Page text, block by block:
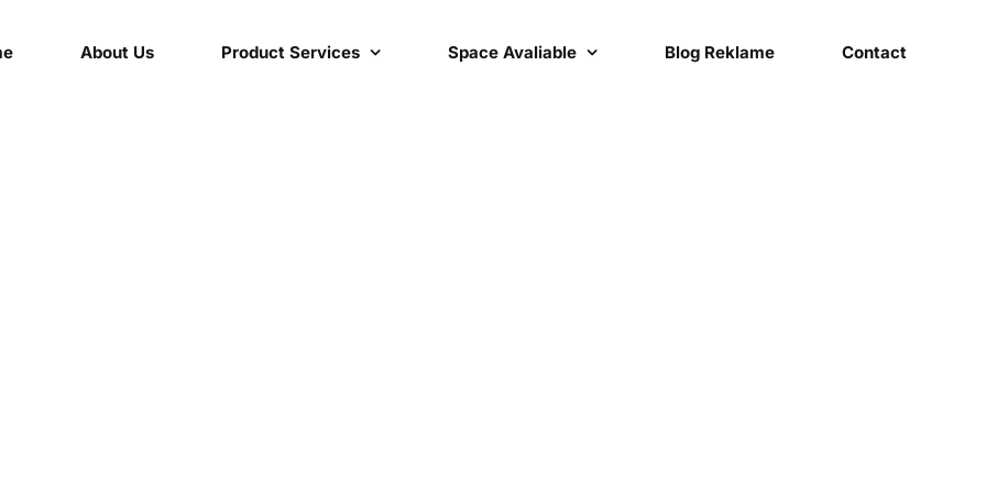
About Us Product Services Space Avaliable Blog Reklame Contact